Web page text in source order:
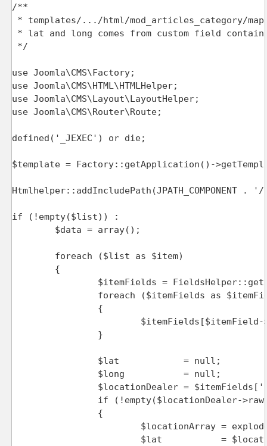
/**
* templates/.../html/mod_articles_category/
* lat and long comes from custom field
*/
use Joomla\CMS\Factory;
use Joomla\CMS\HTML\HTMLHelper;
use Joomla\CMS\Layout\LayoutHelper;
use Joomla\CMS\Router\Route;
defined('_JEXEC') or die;
$template = Factory::getApplication()-
Htmlhelper::addIncludePath(JPATH_COMPONENT
if (!empty($list)) :